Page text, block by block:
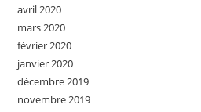
avril 2020
mars 2020
février 2020
janvier 2020
décembre 2019
novembre 2019